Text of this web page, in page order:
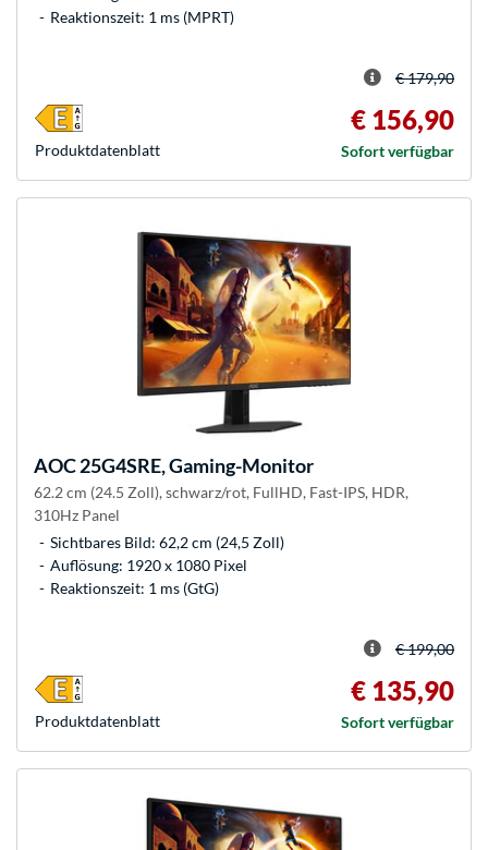
Reaktionszeit: 1 ms (MPRT)
€ 179,90
€ 156,90
Sofort verfügbar
Produkt­datenblatt
AOC25G4SRE, Gaming-Monitor
62.2 cm (24.5 Zoll), schwarz/rot, FullHD, Fast-IPS, HDR,
310Hz Panel
Sichtbares Bild: 62,2 cm (24,5 Zoll)
Auflösung: 1920 x 1080 Pixel
Reaktionszeit: 1 ms (GtG)
€ 199,00
€ 135,90
Sofort verfügbar
Produkt­datenblatt